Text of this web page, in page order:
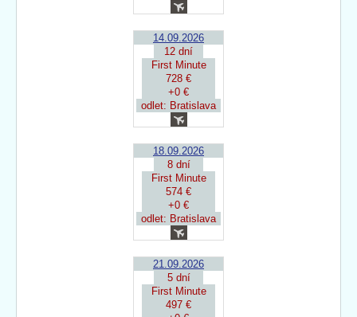
14.09.2026
12 dní
First Minute
728 €
+0 €
odlet: Bratislava
18.09.2026
8 dní
First Minute
574 €
+0 €
odlet: Bratislava
21.09.2026
5 dní
First Minute
497 €